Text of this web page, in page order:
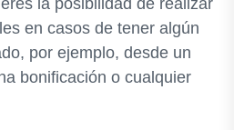
la posibilidad de realizar
en casos de tener algún
por ejemplo, desde un
bonificación o cualquier